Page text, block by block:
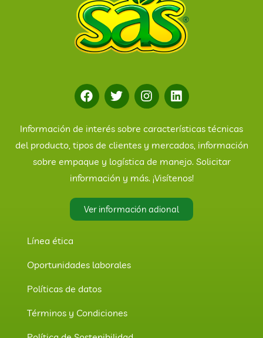
Información de interés sobre características técnicas
del producto, tipos de clientes y mercados, información
sobre empaque y logística de manejo. Solicitar
información y más. ¡Visítenos!
Ver información adional
Línea ética
Oportunidades laborales
Políticas de datos
Términos y Condiciones